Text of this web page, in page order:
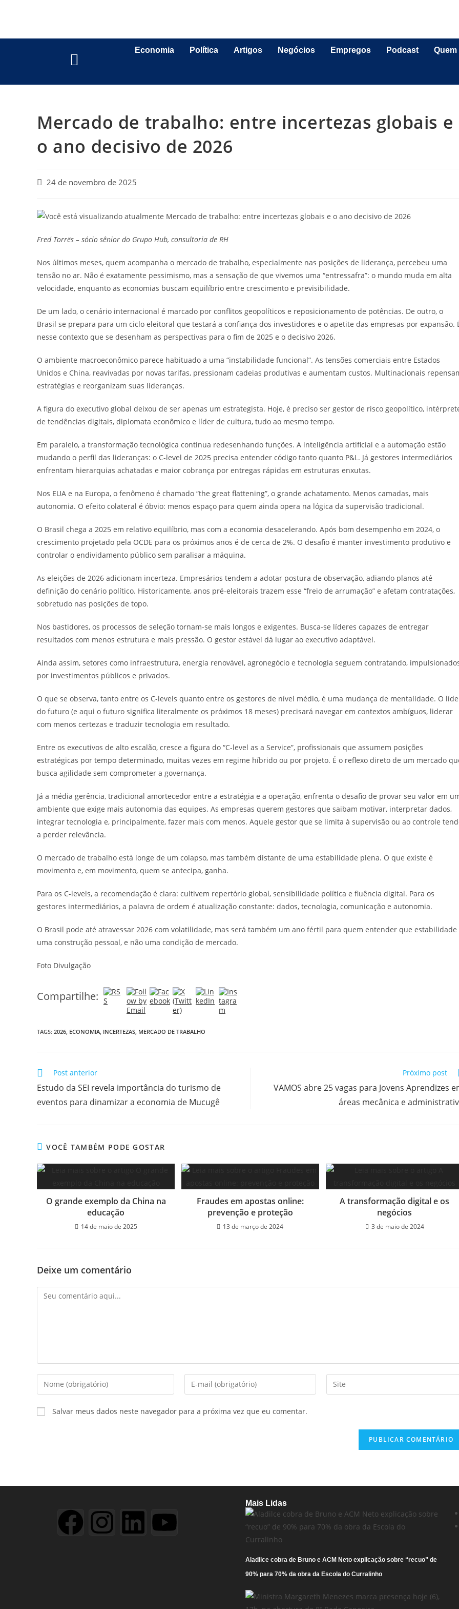
Economia Política Artigos Negócios Empregos Podcast
Mercado de trabalho: entre incertezas globais e
o ano decisivo de 2026
24 de novembro de 2025
Fred Torrës – sócio sênior do Grupo Hub, consultoria de RH
Nos últimos meses, quem acompanha o mercado de trabalho, especialmente nas posições de liderança, percebeu uma
tensão no ar. Não é exatamente pessimismo, mas a sensação de que vivemos uma “entressafra”: o mundo muda em alta
velocidade, enquanto as economias buscam equilíbrio entre crescimento e previsibilidade.
De um lado, o cenário internacional é marcado por conflitos geopolíticos e reposicionamento de potências. De outro, o
Brasil se prepara para um ciclo eleitoral que testará a confiança dos investidores e o apetite das empresas por expansão.
nesse contexto que se desenham as perspectivas para o fim de 2025 e o decisivo 2026.
O ambiente macroeconômico parece habituado a uma “instabilidade funcional”. As tensões comerciais entre Estados
Unidos e China, reavivadas por novas tarifas, pressionam cadeias produtivas e aumentam custos. Multinacionais
estratégias e reorganizam suas lideranças.
A figura do executivo global deixou de ser apenas um estrategista. Hoje, é preciso ser gestor de risco geopolítico,
de tendências digitais, diplomata econômico e líder de cultura, tudo ao mesmo tempo.
Em paralelo, a transformação tecnológica continua redesenhando funções. A inteligência artificial e a automação estão
mudando o perfil das lideranças: o C-level de 2025 precisa entender código tanto quanto P&L. Já gestores intermediários
enfrentam hierarquias achatadas e maior cobrança por entregas rápidas em estruturas enxutas.
Nos EUA e na Europa, o fenômeno é chamado “the great flattening”, o grande achatamento. Menos camadas, mais
autonomia. O efeito colateral é óbvio: menos espaço para quem ainda opera na lógica da supervisão tradicional.
O Brasil chega a 2025 em relativo equilíbrio, mas com a economia desacelerando. Após bom desempenho em 2024, o
crescimento projetado pela OCDE para os próximos anos é de cerca de 2%. O desafio é manter investimento produtivo e
controlar o endividamento público sem paralisar a máquina.
As eleições de 2026 adicionam incerteza. Empresários tendem a adotar postura de observação, adiando planos até
definição do cenário político. Historicamente, anos pré-eleitorais trazem esse “freio de arrumação” e afetam contratações,
sobretudo nas posições de topo.
Nos bastidores, os processos de seleção tornam-se mais longos e exigentes. Busca-se líderes capazes de entregar
resultados com menos estrutura e mais pressão. O gestor estável dá lugar ao executivo adaptável.
Ainda assim, setores como infraestrutura, energia renovável, agronegócio e tecnologia seguem contratando,
por investimentos públicos e privados.
O que se observa, tanto entre os C-levels quanto entre os gestores de nível médio, é uma mudança de mentalidade. O
do futuro (e aqui o futuro significa literalmente os próximos 18 meses) precisará navegar em contextos ambíguos, liderar
com menos certezas e traduzir tecnologia em resultado.
Entre os executivos de alto escalão, cresce a figura do “C-level as a Service”, profissionais que assumem posições
estratégicas por tempo determinado, muitas vezes em regime híbrido ou por projeto. É o reflexo direto de um mercado
busca agilidade sem comprometer a governança.
Já a média gerência, tradicional amortecedor entre a estratégia e a operação, enfrenta o desafio de provar seu valor em
ambiente que exige mais autonomia das equipes. As empresas querem gestores que saibam motivar, interpretar dados,
integrar tecnologia e, principalmente, fazer mais com menos. Aquele gestor que se limita à supervisão ou ao controle
a perder relevância.
O mercado de trabalho está longe de um colapso, mas também distante de uma estabilidade plena. O que existe é
movimento e, em movimento, quem se antecipa, ganha.
Para os C-levels, a recomendação é clara: cultivem repertório global, sensibilidade política e fluência digital. Para os
gestores intermediários, a palavra de ordem é atualização constante: dados, tecnologia, comunicação e autonomia.
O Brasil pode até atravessar 2026 com volatilidade, mas será também um ano fértil para quem entender que estabilidade
uma construção pessoal, e não uma condição de mercado.
Foto Divulgação
Compartilhe:
TAGS: 2026 ECONOMIA INCERTEZAS MERCADO DE TRABALHO
Post anterior
Estudo da SEI revela importância do turismo de
eventos para dinamizar a economia de Mucugê
Próximo post
VAMOS abre 25 vagas para Jovens Aprendizes
áreas mecânica e
VOCÊ TAMBÉM PODE GOSTAR
O grande exemplo da China na
educação
14 de maio de 2025
Fraudes em apostas online:
prevenção e proteção
13 de março de 2024
A transformação digital e os
negócios
3 de maio de 2024
Deixe um comentário
Salvar meus dados neste navegador para a próxima vez que eu comentar.
Mais Lidas
Aladilce cobra de Bruno e ACM Neto explicação sobre “recuo” de
90% para 70% da obra da Escola do Curralinho